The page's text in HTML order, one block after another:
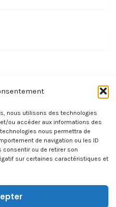
nous utilisons des technologies
ou accéder aux informations des
nous permettra de
de navigation ou les ID
consentir ou de retirer son
sur certaines caractéristiques et
AVEC NOUS